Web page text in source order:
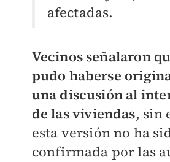
afectadas.
Vecinos señalaron
pudo haberse
una discusión al
de las viviendas, sin
esta versión no ha
confirmada por las